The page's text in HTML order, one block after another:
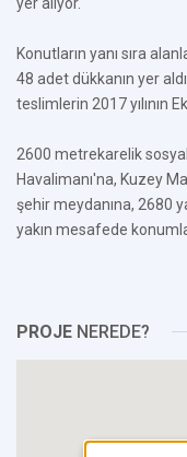
Konutların yanı sıra
48 adet dükkanın yer
teslimlerin 2017 yılının
2600 metrekarelik
Havalimanı'na, Kuzey
şehir meydanına, 2680
yakın mesafede
PROJE NEREDE?